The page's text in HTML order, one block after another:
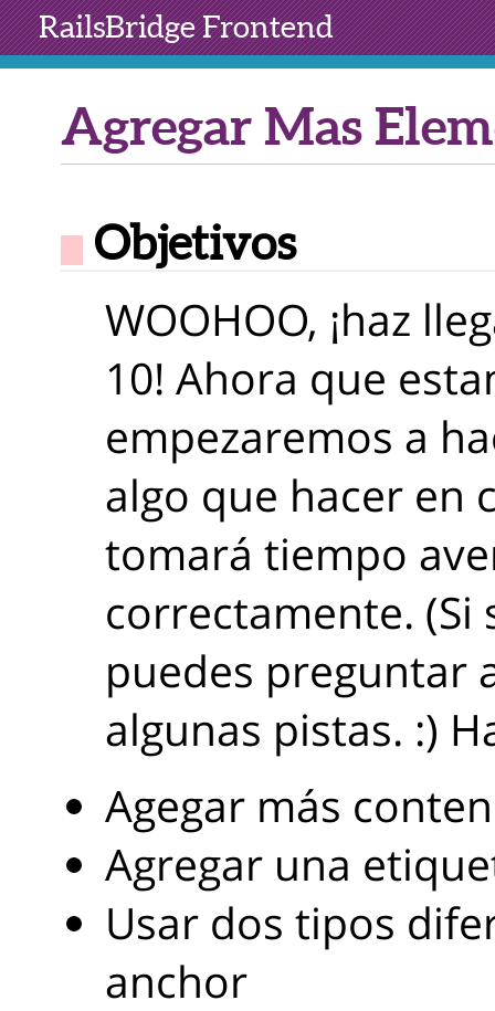
RailsBridgeFrontend
Agregar Mas
Objetivos
WOOHOO, ¡haz
10! Ahora que
empezaremos a
algo que hacer en
tomará tiempo
correctamente. (Si
puedes preguntar
algunas pistas. :)
Agegar más
Agregar una
Usar dos tipos
anchor